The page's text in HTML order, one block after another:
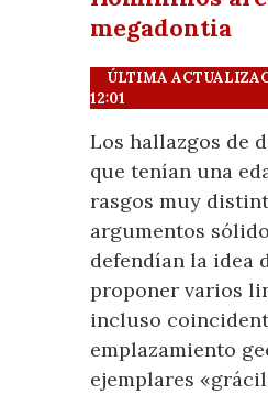
megadontia
ÚLTIMA
12:01
Los hallazgos de
que tenían una
rasgos muy
argumentos
defendían la idea
proponer varios
incluso
emplazamiento
ejemplares